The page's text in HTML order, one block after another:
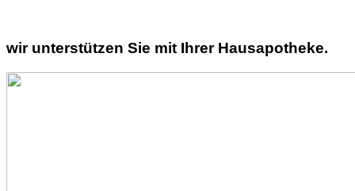
wir unterstützen Sie mit Ihrer Hausapotheke.